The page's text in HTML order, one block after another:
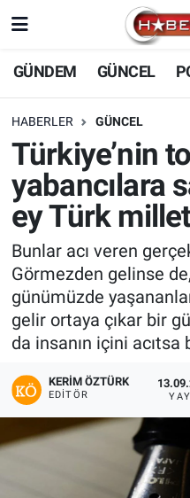
GÜNDEM GÜNCEL
HABERLER GÜNCEL
Türkiye’nin
yabancılara
ey Türk
Bunlar acı veren
Görmezden gelinse
günümüzde
gelir ortaya çıkar bir
da insanın içini acıtsa
KERIM ÖZTÜRK
EDITÖR
Nöbetçi Eczaneler
Hava Durumu
Trafik Durumu
Süper Lig Puan
Tüm Manşetler
Son Dakika Haberleri
Haber Arşivi